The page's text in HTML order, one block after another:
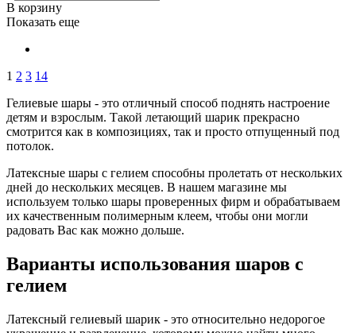
В корзину
Показать еще
1 2 3 14
Гелиевые шары - это отличный способ поднять настроение
детям и взрослым. Такой летающий шарик прекрасно
смотрится как в композициях, так и просто отпущенный под
потолок.
Латексные шары с гелием способны пролетать от нескольких
дней до нескольких месяцев. В нашем магазине мы
используем только шары проверенных фирм и обрабатываем
их качественным полимерным клеем, чтобы они могли
радовать Вас как можно дольше.
Варианты использования шаров с
гелием
Латексный гелиевый шарик - это относительно недорогое